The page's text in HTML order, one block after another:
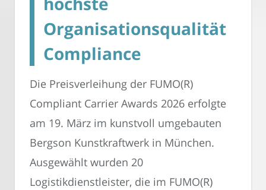
Organisationsqualität
Compliance
Die Preisverleihung der FUMO(R)
Compliant Carrier Awards 2026 erfolgte
am 19. März im kunstvoll umgebauten
Bergson Kunstkraftwerk in München.
Ausgewählt wurden 20
Logistikdienstleister, die im FUMO(R)